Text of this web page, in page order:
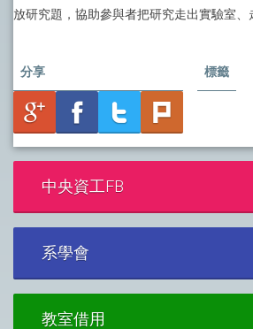
放研究題，協助參與者把研究走出實驗室、
分享 標籤
中央資工FB
系學會
教室借用